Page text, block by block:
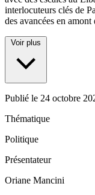
interlocuteurs clés de
des avancées en amont
Voir plus
Publié le 24 octobre
Thématique
Politique
Présentateur
Oriane Mancini